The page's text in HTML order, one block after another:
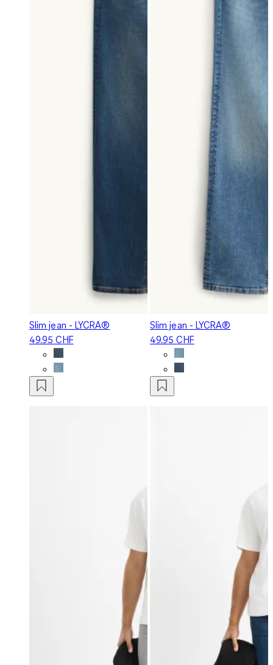
Slim jean - LYCRA®
49.95 CHF
Slim jean - LYCRA®
49.95 CHF